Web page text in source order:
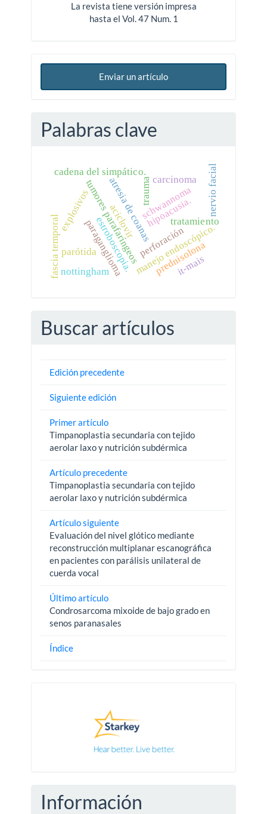
La revista tiene versión impresa
hasta el Vol. 47 Num. 1
Enviar un artículo
Palabras clave
schwannoma
paraganglioma
tumores parafaríngeos
cadena del simpático.
atresia de coanas
manejo endoscópico.
perforación
trauma
explosivos hipoacusia.
fascia temporal estroboscopia. tratamiento
prednisolona
aciclovir
carcinoma
parótida
nervio facial
it-mais
nottingham
Buscar artículos
Edición precedente
Siguiente edición
Primer artículo
Timpanoplastia secundaria con tejido
aerolar laxo y nutrición subdérmica
Artículo precedente
Timpanoplastia secundaria con tejido
aerolar laxo y nutrición subdérmica
Artículo siguiente
Evaluación del nivel glótico mediante
reconstrucción multiplanar escanográfica
en pacientes con parálisis unilateral de
cuerda vocal
Último artículo
Condrosarcoma mixoide de bajo grado en
senos paranasales
Índice
Información